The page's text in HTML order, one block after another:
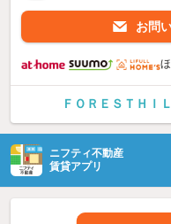
お問
ＦＯＲＥＳＴＨＩ
ニフティ不動産
賃貸アプリ